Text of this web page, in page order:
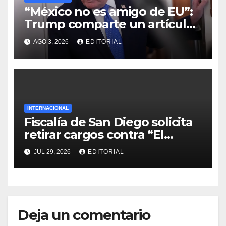
“México no es amigo de EU”:
Trump comparte un artículo
que critica a Sheinbaum
AGO 3, 2026 EDITORIAL
INTERNACIONAL
Fiscalía de San Diego solicita
retirar cargos contra “El
Mayo” Zambada tras ser
condenado en Nueva York
JUL 29, 2026 EDITORIAL
Deja un comentario